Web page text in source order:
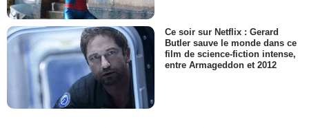
Ce soir sur Netflix : Gerard
Butler sauve le monde dans ce
film de science-fiction intense,
entre Armageddon et 2012